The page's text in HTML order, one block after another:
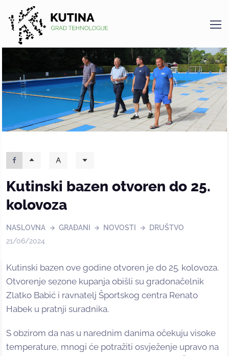
Kutina
Kutinski bazen otvoren do 25.
kolovoza
NASLOVNA GRAĐANI NOVOSTI
DRUŠTVO
21/06/2024
Kutinski bazen ove godine otvoren je do 25. kolovoza.
Otvorenje sezone kupanja obišli su gradonačelnik
Zlatko Babić i ravnatelj Športskog centra Renato
Habek u pratnji suradnika.
S obzirom da nas u narednim danima očekuju visoke
temperature, mnogi će potražiti osvježenje upravo na